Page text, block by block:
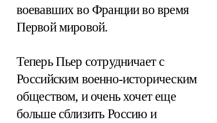
воевавших во Франции во время
Первой мировой.
Теперь Пьер сотрудничает с
Российским военно-историческим
обществом, и очень хочет еще
больше сблизить Россию и